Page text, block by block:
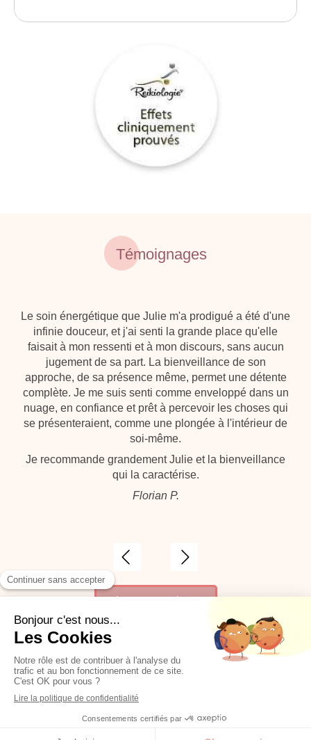
Témoignages
Le soin énergétique que Julie m'a prodigué a été d'une
infinie douceur, et j'ai senti la grande place qu'elle
faisait à mon ressenti et à mon discours, sans aucun
jugement de sa part. La bienveillance de son
approche, de sa présence même, permet une détente
complète. Je me suis senti comme enveloppé dans un
nuage, en confiance et prêt à percevoir les choses qui
se présenteraient, comme une plongée à l'intérieur de
soi-même.
Je recommande grandement Julie et la bienveillance
qui la caractérise.
Florian P.
Slide précédentSlide suivant
réserver une séance
mentions légales et gestion des données personnelles